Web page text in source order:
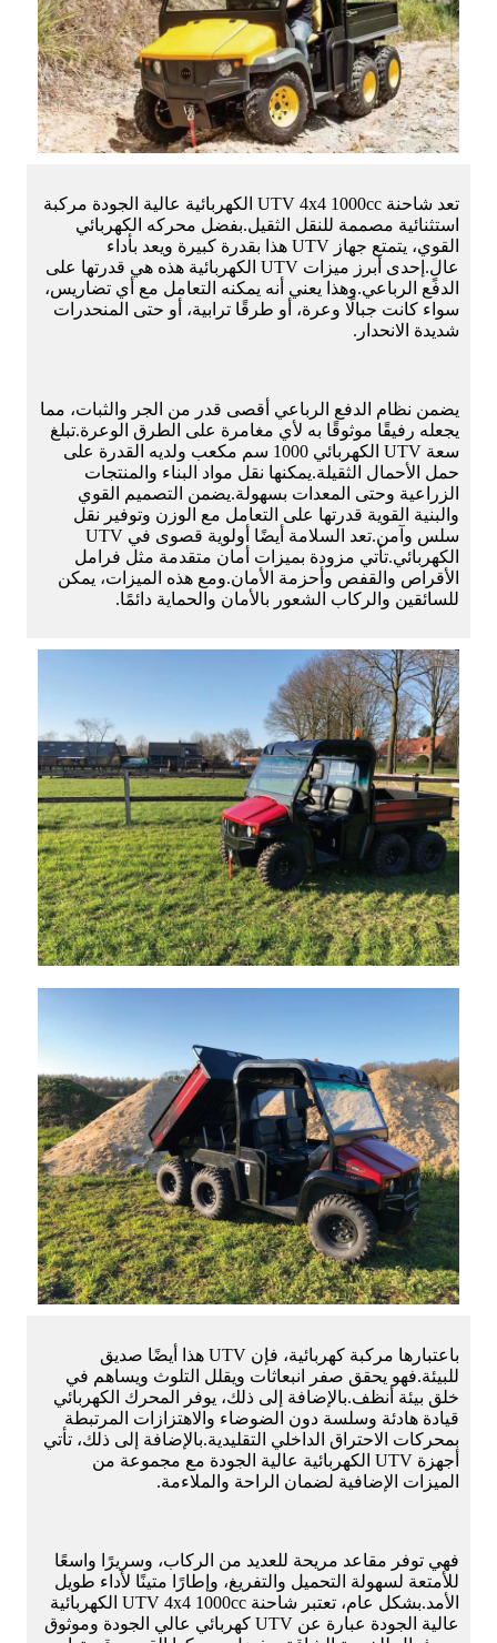
تعد شاحنة UTV 4x4 1000cc الكهربائية عالية الجودة مركبة
استثنائية مصممة للنقل الثقيل.بفضل محركه الكهربائي
القوي، يتمتع جهاز UTV هذا بقدرة كبيرة ويعد بأداء
عالٍ.إحدى أبرز ميزات UTV الكهربائية هذه هي قدرتها على
الدفع الرباعي.وهذا يعني أنه يمكنه التعامل مع أي تضاريس،
سواء كانت جبالًا وعرة، أو طرقًا ترابية، أو حتى المنحدرات
شديدة الانحدار.
يضمن نظام الدفع الرباعي أقصى قدر من الجر والثبات، مما
يجعله رفيقًا موثوقًا به لأي مغامرة على الطرق الوعرة.تبلغ
سعة UTV الكهربائي 1000 سم مكعب ولديه القدرة على
حمل الأحمال الثقيلة.يمكنها نقل مواد البناء والمنتجات
الزراعية وحتى المعدات بسهولة.يضمن التصميم القوي
والبنية القوية قدرتها على التعامل مع الوزن وتوفير نقل
سلس وآمن.تعد السلامة أيضًا أولوية قصوى في UTV
الكهربائي.تأتي مزودة بميزات أمان متقدمة مثل فرامل
الأقراص والقفص وأحزمة الأمان.ومع هذه الميزات، يمكن
للسائقين والركاب الشعور بالأمان والحماية دائمًا.
باعتبارها مركبة كهربائية، فإن UTV هذا أيضًا صديق
للبيئة.فهو يحقق صفر انبعاثات ويقلل التلوث ويساهم في
خلق بيئة أنظف.بالإضافة إلى ذلك، يوفر المحرك الكهربائي
قيادة هادئة وسلسة دون الضوضاء والاهتزازات المرتبطة
بمحركات الاحتراق الداخلي التقليدية.بالإضافة إلى ذلك، تأتي
أجهزة UTV الكهربائية عالية الجودة مع مجموعة من
الميزات الإضافية لضمان الراحة والملاءمة.
فهي توفر مقاعد مريحة للعديد من الركاب، وسريرًا واسعًا
للأمتعة لسهولة التحميل والتفريغ، وإطارًا متينًا لأداء طويل
الأمد.بشكل عام، تعتبر شاحنة UTV 4x4 1000cc الكهربائية
عالية الجودة عبارة عن UTV كهربائي عالي الجودة وموثوق